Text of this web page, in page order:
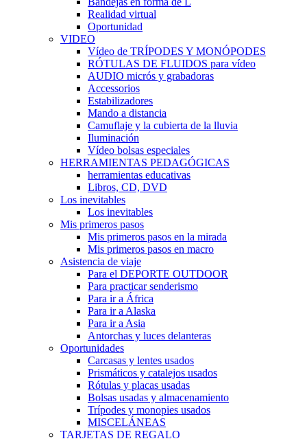
Realidad virtual
Oportunidad
VIDEO
Vídeo de TRÍPODES Y MONÓPODES
RÓTULAS DE FLUIDOS para vídeo
AUDIO micrós y grabadoras
Accessorios
Estabilizadores
Mando a distancia
Camuflaje y la cubierta de la lluvia
Iluminación
Vídeo bolsas especiales
HERRAMIENTAS PEDAGÓGICAS
herramientas educativas
Libros, CD, DVD
Los inevitables
Los inevitables
Mis primeros pasos
Mis primeros pasos en la mirada
Mis primeros pasos en macro
Asistencia de viaje
Para el DEPORTE OUTDOOR
Para practicar senderismo
Para ir a África
Para ir a Alaska
Para ir a Asia
Antorchas y luces delanteras
Oportunidades
Carcasas y lentes usados
Prismáticos y catalejos usados
Rótulas y placas usadas
Bolsas usadas y almacenamiento
Trípodes y monopies usados
MISCELÁNEAS
TARJETAS DE REGALO